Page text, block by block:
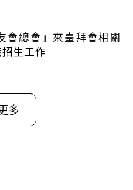
會總會」來臺拜會相關
生工作
多